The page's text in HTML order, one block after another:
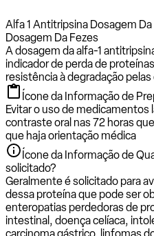
Alfa 1 Antitripsina Dosagem Da
Dosagem Da Fezes
A dosagem da alfa-1
indicador de perda de
resistência à degradação
Ícone da Informação de
Evitar o uso de medicamentos
contraste oral nas 72 horas
que haja orientação médica
Ícone da Informação de
solicitado?
Geralmente é solicitado para
dessa proteína que pode ser
enteropatias perdedoras de
intestinal, doença celíaca,